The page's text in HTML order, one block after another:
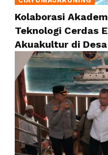
Kolaborasi
Teknologi Cerdas
Akuakultur di